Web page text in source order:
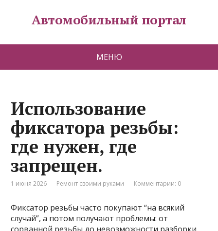
Автомобильный портал
МЕНЮ
Использование
фиксатора резьбы:
где нужен, где
запрещен.
1 июня 2026 Ремонт своими руками Комментарии: 0
Фиксатор резьбы часто покупают “на всякий
случай”, а потом получают проблемы: от